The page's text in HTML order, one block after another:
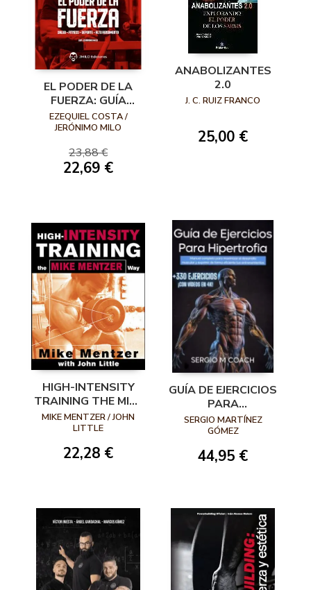
EL PODER DE LA
FUERZA: GUÍA
COMPLETA DE
POWERLIFTING Y
DE LA FUERZA
EZEQUIEL COSTA /
JERÓNIMO MILO
23,88 €
22,69 €
ANABOLIZANTES
2.0
J. C. RUIZ FRANCO
25,00 €
HIGH-INTENSITY
TRAINING THE MIKE
MENTZER WAY
MIKE MENTZER / JOHN
LITTLE
22,28 €
GUÍA DE EJERCICIOS
PARA
HIPERTROFIA
SERGIO MARTÍNEZ
GÓMEZ
44,95 €